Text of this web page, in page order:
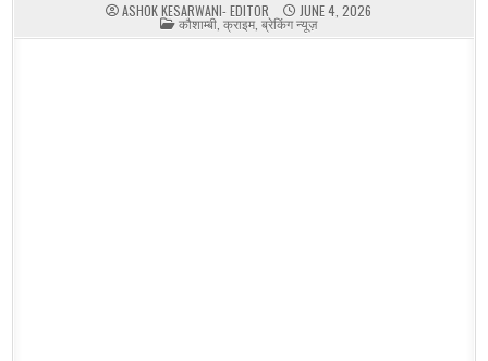
ASHOK KESARWANI- EDITOR JUNE 4, 2026
POSTED
IN
कौशाम्बी क्राइम, ब्रेकिंग न्यूज़